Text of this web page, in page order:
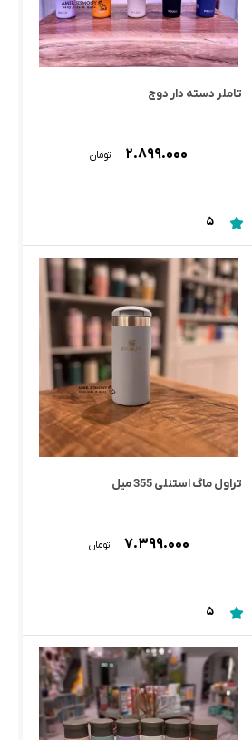
تاملر دسته دار دوج
۲.۸۹۹.۰۰۰ تومان
5
تراول ماگ استنلی 355 میل
۷.۳۹۹.۰۰۰ تومان
5